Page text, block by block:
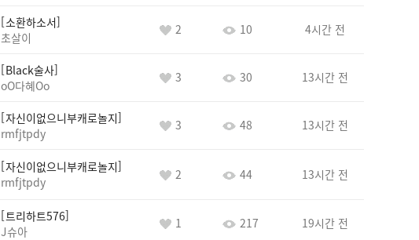
소환하소서
초살이
2 10 4시간 전
Black술사
oO다혜Oo
3 30 13시간 전
자신이없으니부캐로놀지
rmfjtpdy
3 48 13시간 전
자신이없으니부캐로놀지
rmfjtpdy
2 44 13시간 전
트리하트576
J슈아
1 217 19시간 전